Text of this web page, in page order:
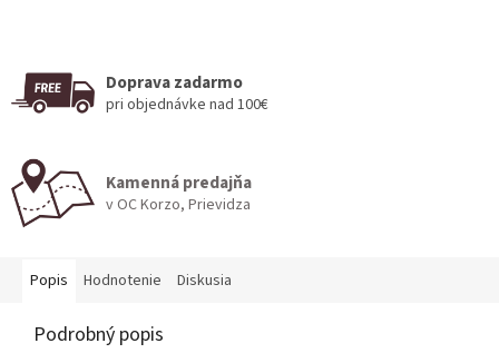
Doprava zadarmo
pri objednávke nad 100€
Kamenná predajňa
v OC Korzo, Prievidza
Popis Hodnotenie Diskusia
Podrobný popis